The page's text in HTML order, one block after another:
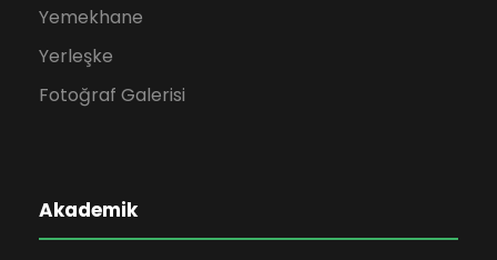
Yemekhane
Yerleşke
Fotoğraf Galerisi
Akademik